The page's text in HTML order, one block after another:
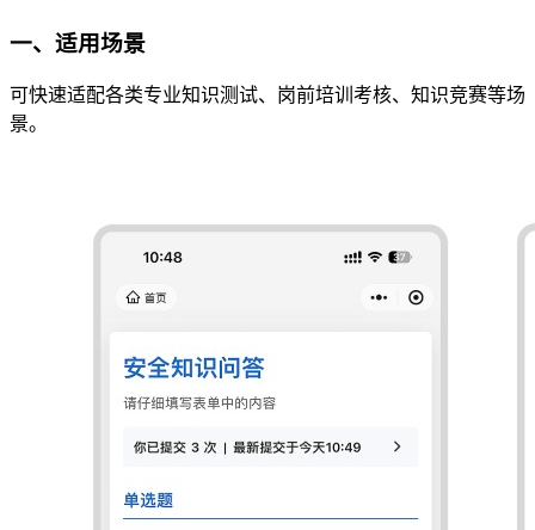
一、适用场景
可快速适配各类专业知识测试、岗前培训考核、知识竞赛等场
景。